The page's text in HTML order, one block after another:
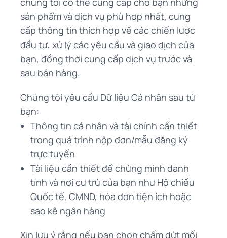
sản phẩm và dịch vụ phù hợp nhất, cung
cấp thông tin thích hợp về các chiến lược
đầu tư, xử lý các yêu cầu và giao dịch của
bạn, đồng thời cung cấp dịch vụ trước và
sau bán hàng.
Chúng tôi yêu cầu Dữ liệu Cá nhân sau từ
bạn:
Thông tin cá nhân và tài chính cần thiết
trong quá trình nộp đơn/mẫu đăng ký
trực tuyến
Tài liệu cần thiết để chứng minh danh
tính và nơi cư trú của bạn như Hộ chiếu
Quốc tế, CMND, hóa đơn tiện ích hoặc
sao kê ngân hàng
Xin lưu ý rằng nếu bạn chọn chấm dứt mối